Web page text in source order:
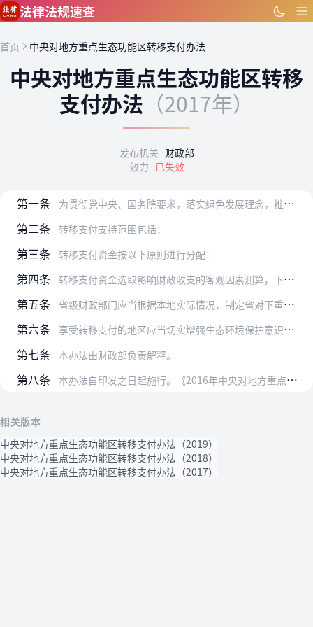
跳到主要内容
法律法规速查
首页 中央对地方重点生态功能区转移支付办法
中央对地方重点生态功能区转移
支付办法 （2017年）
发布机关 财政部
效力 已失效
第一条 为贯彻党中央、国务院要求，落实绿色发展理念，推进生态文明建设，引导地方政府加强生态环境保护，提高国家重点生态功能区等生态功能重要地区所在地政府的基本公共服务保障…
第二条 转移支付支持范围包括：
第三条 转移支付资金按以下原则进行分配：
第四条 转移支付资金选取影响财政收支的客观因素测算，下达到省、自治区、直辖市、计划单列市（以下统称省）。具体计算公式：
第五条 省级财政部门应当根据本地实际情况，制定省对下重点生态功能区转移支付办法，规范资金分配，加强资金管理，将各项补助资金落实到位。补助对象原则上不得超出本办法确定的转…
第六条 享受转移支付的地区应当切实增强生态环境保护意识，将转移支付资金用于保护生态环境和改善民生，加大生态扶贫投入，不得用于楼堂馆所及形象工程建设和竞争性领域，同时加强…
第七条 本办法由财政部负责解释。
第八条 本办法自印发之日起施行。《2016年中央对地方重点生态功能区转移支付办法》（财预〔2016〕117号）同时废止。
相关版本
中央对地方重点生态功能区转移支付办法（2019）
中央对地方重点生态功能区转移支付办法（2018）
中央对地方重点生态功能区转移支付办法（2017）